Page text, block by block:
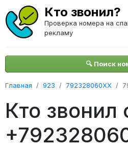
Кто звонил?
Проверка номера на
рекламу
🔍 Поиск
Главная 923 792328060XX
Кто звонил